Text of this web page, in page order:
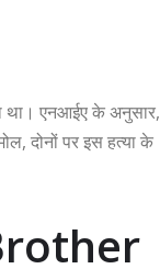
था। एनआईए के अनुसार,
दोनों पर इस हत्या के